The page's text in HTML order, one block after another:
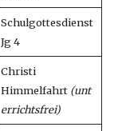
Schulgottesdienst
Jg 4
Christi
Himmelfahrt (unt
errichtsfrei)